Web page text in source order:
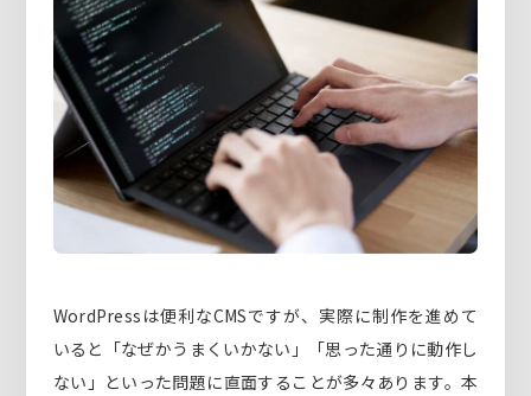
WordPressは便利なCMSですが、実際に制作を進めて
いると「なぜかうまくいかない」「思った通りに動作し
ない」といった問題に直面することが多々あります。本